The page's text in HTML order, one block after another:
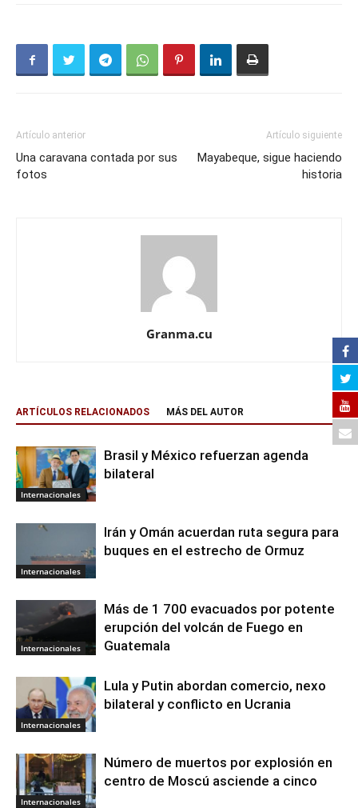
Artículo anterior
Una caravana contada por sus
fotos
Artículo siguiente
Mayabeque, sigue haciendo
historia
Granma.cu
ARTÍCULOS RELACIONADOS MÁS DEL AUTOR
Internacionales
Brasil y México refuerzan agenda
bilateral
Internacionales
Irán y Omán acuerdan ruta segura para
buques en el estrecho de Ormuz
Internacionales
Más de 1 700 evacuados por potente
erupción del volcán de Fuego en
Guatemala
Internacionales
Lula y Putin abordan comercio, nexo
bilateral y conflicto en Ucrania
Internacionales
Número de muertos por explosión en
centro de Moscú asciende a cinco